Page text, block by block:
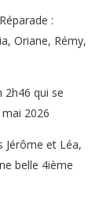
:
Oriane, Rémy,
2h46 qui se
2026
Jérôme et Léa,
belle 4ième